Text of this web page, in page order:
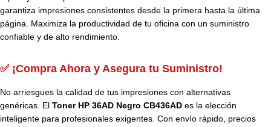
garantiza impresiones consistentes desde la primera hasta la última
página. Maximiza la productividad de tu oficina con un suministro
confiable y de alto rendimiento.
✅ ¡Compra Ahora y Asegura tu Suministro!
No arriesgues la calidad de tus impresiones con alternativas
genéricas. El Toner HP 36AD Negro CB436AD es la elección
inteligente para profesionales exigentes. Con envío rápido, precios